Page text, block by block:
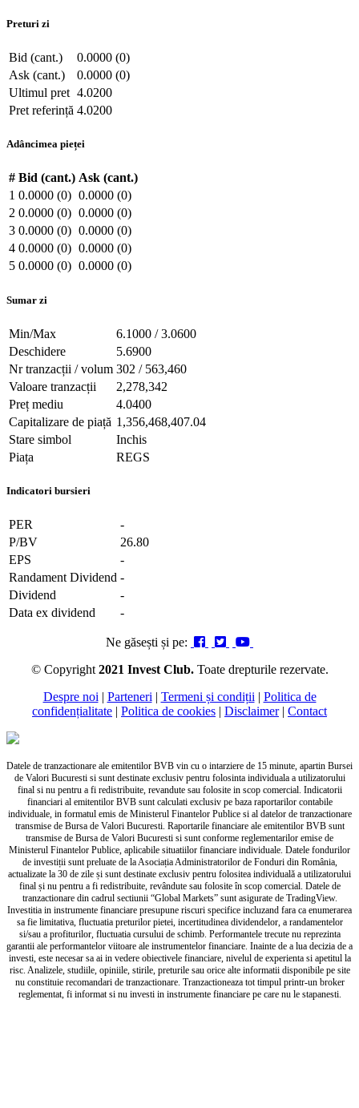
Preturi zi
Bid (cant.)
0.0000 (0)
Ask (cant.)
0.0000 (0)
Ultimul pret 4.0200
Pret referință 4.0200
Adâncimea pieței
# Bid (cant.) Ask (cant.)
1 0.0000 (0) 0.0000 (0)
2 0.0000 (0) 0.0000 (0)
3 0.0000 (0) 0.0000 (0)
4 0.0000 (0) 0.0000 (0)
5 0.0000 (0) 0.0000 (0)
Sumar zi
Min/Max
6.1000 / 3.0600
Deschidere
5.6900
Nr tranzacții / volum 302 / 563,460
Valoare tranzacții
2,278,342
Preț mediu
4.0400
Capitalizare de piață 1,356,468,407.04
Stare simbol
Inchis
Piața
REGS
Indicatori bursieri
PER
-
P/BV
26.80
EPS
-
Randament Dividend -
Dividend
-
Data ex dividend
-
Ne găsești și pe:
© Copyright 2021 Invest Club. Toate drepturile rezervate.
Despre noi | Parteneri | Termeni și condiții | Politica de
confidențialitate | Politica de cookies | Disclaimer| Contact
Datele de tranzactionare ale emitentilor BVB vin cu o intarziere de 15 minute, apartin Bursei
de Valori Bucuresti si sunt destinate exclusiv pentru folosinta individuala a utilizatorului
final si nu pentru a fi redistribuite, revandute sau folosite in scop comercial. Indicatorii
financiari al emitentilor BVB sunt calculati exclusiv pe baza raportarilor contabile
individuale, in formatul emis de Ministerul Finantelor Publice si al datelor de tranzactionare
transmise de Bursa de Valori Bucuresti. Raportarile financiare ale emitentilor BVB sunt
transmise de Bursa de Valori Bucuresti si sunt conforme reglementarilor emise de
Ministerul Finantelor Publice, aplicabile situatiilor financiare individuale. Datele fondurilor
de investiții sunt preluate de la Asociația Administratorilor de Fonduri din România,
actualizate la 30 de zile și sunt destinate exclusiv pentru folositea individuală a utilizatorului
final și nu pentru a fi redistribuite, revândute sau folosite în scop comercial. Datele de
tranzactionare din cadrul sectiunii “Global Markets” sunt asigurate de TradingView.
Investitia in instrumente financiare presupune riscuri specifice incluzand fara ca enumerarea
sa fie limitativa, fluctuatia preturilor pietei, incertitudinea dividendelor, a randamentelor
si/sau a profiturilor, fluctuatia cursului de schimb. Performantele trecute nu reprezinta
garantii ale performantelor viitoare ale instrumentelor financiare. Inainte de a lua decizia de a
investi, este necesar sa ai in vedere obiectivele financiare, nivelul de experienta si apetitul la
risc. Analizele, studiile, opiniile, stirile, preturile sau orice alte informatii disponibile pe site
nu constituie recomandari de tranzactionare. Tranzactioneaza tot timpul printr-un broker
reglementat, fi informat si nu investi in instrumente financiare pe care nu le stapanesti.